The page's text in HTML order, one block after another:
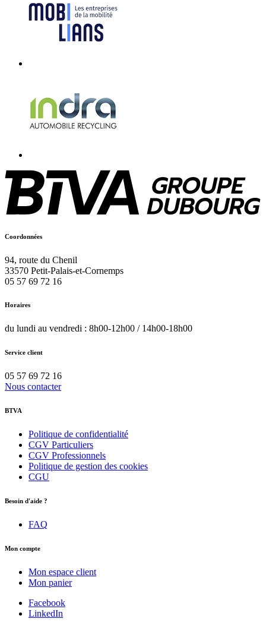
Coordonnées
94, route du Chenil
33570 Petit-Palais-et-Cornemps
05 57 69 72 16
Horaires
du lundi au vendredi : 8h00-12h00 / 14h00-18h00
Service client
05 57 69 72 16
Nous contacter
BTVA
Politique de confidentialité
CGV Particuliers
CGV Professionnels
Politique de gestion des cookies
CGU
Besoin d'aide ?
FAQ
Mon compte
Mon espace client
Mon panier
Facebook
LinkedIn